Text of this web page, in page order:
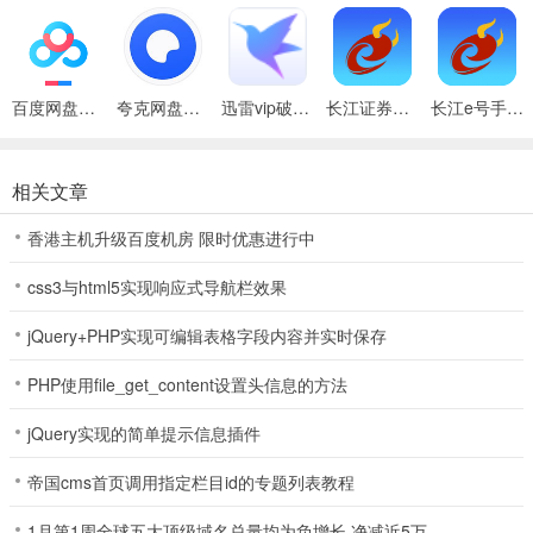
市场投资新机遇。
软件功能
1、[新客户专享福利]
2、[专业级**交易]
上市大券商，专业**服务25年。极速下单，简单易用！券商交易到底
的**账户，值得您拥有
4、[安全的定期理财]
丰富的期限和收益率产品可选
百度网盘绿色免安装Pc电脑版 夸克网盘官方正式版 迅雷vip破解版永久会员2024版 长江证券手机app最新版 长江e号手机证券官方版
相关文章
香港主机升级百度机房 限时优惠进行中
css3与html5实现响应式导航栏效果
jQuery+PHP实现可编辑表格字段内容并实时保存
PHP使用file_get_content设置头信息的方法
jQuery实现的简单提示信息插件
帝国cms首页调用指定栏目id的专题列表教程